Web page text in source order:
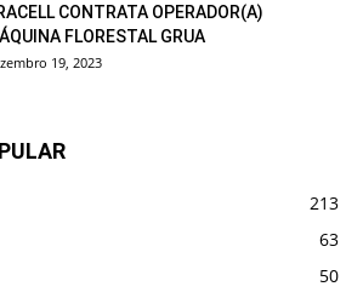
CONTRATA OPERADOR(A)
FLORESTAL GRUA
19, 2023
213
63
50